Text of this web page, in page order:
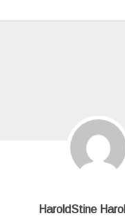
Druk op
HaroldStine